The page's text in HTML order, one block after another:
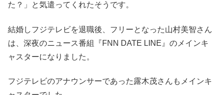
た？」と気遣ってくれたそうです。
結婚しフジテレビを退職後、フリーとなった山村美智さん
は、深夜のニュース番組『FNN DATE LINE』のメインキ
ャスターになりました。
フジテレビのアナウンサーであった露木茂さんもメインキ